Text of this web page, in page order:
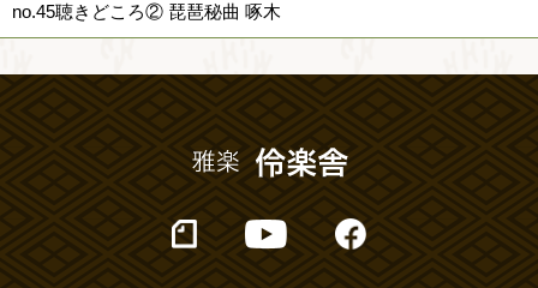
no.45聴きどころ② 琵琶秘曲 啄木